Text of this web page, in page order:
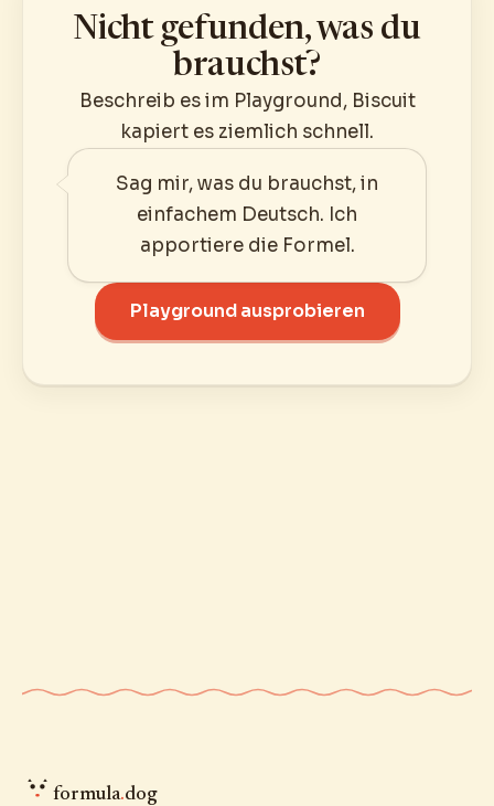
Nicht gefunden, was du
brauchst?
Beschreib es im Playground, Biscuit
kapiert es ziemlich schnell.
Sag mir, was du brauchst, in
einfachem Deutsch. Ich
apportiere die Formel.
Playground ausprobieren
formula.dog